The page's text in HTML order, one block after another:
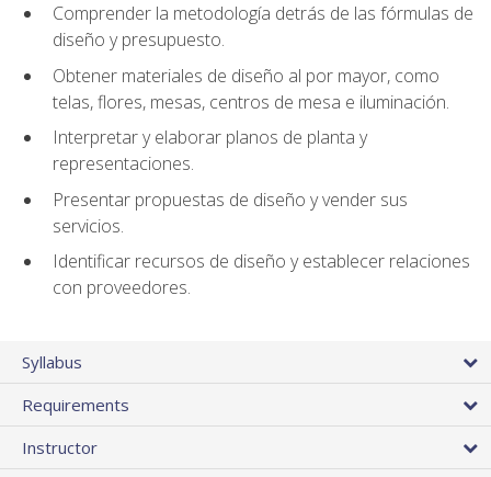
Comprender la metodología detrás de las fórmulas de
diseño y presupuesto.
Obtener materiales de diseño al por mayor, como
telas, flores, mesas, centros de mesa e iluminación.
Interpretar y elaborar planos de planta y
representaciones.
Presentar propuestas de diseño y vender sus
servicios.
Identificar recursos de diseño y establecer relaciones
con proveedores.
Syllabus
Requirements
Instructor